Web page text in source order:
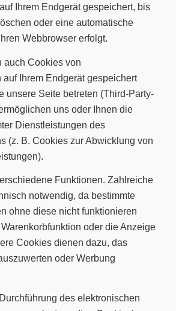
Ihrem Endgerät gespeichert, bis
oder eine automatische
Webbrowser erfolgt.
auch Cookies von
auf Ihrem Endgerät gespeichert
unsere Seite betreten (Third-Party-
uns oder Ihnen die
Dienstleistungen des
(z. B. Cookies zur Abwicklung von
Funktionen. Zahlreiche
notwendig, da bestimmte
ohne diese nicht funktionieren
oder die Anzeige
Cookies dienen dazu, das
oder Werbung
des elektronischen